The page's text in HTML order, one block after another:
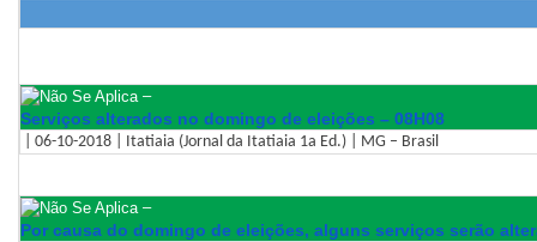
–
Serviços alterados no domingo de eleições – 08H08
| 06-10-2018 | Itatiaia (Jornal da Itatiaia 1a Ed.) | MG – Brasil
–
Por causa do domingo de eleições, alguns serviços serão